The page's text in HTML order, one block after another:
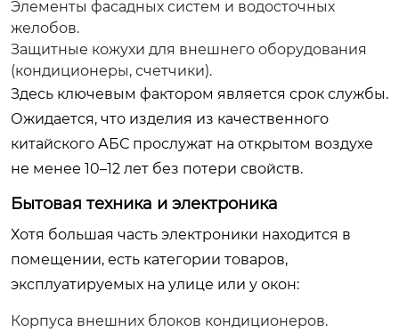
Элементы фасадных систем и водосточных
желобов.
Защитные кожухи для внешнего оборудования
(кондиционеры, счетчики).
Здесь ключевым фактором является срок службы.
Ожидается, что изделия из качественного
китайского АБС прослужат на открытом воздухе
не менее 10–12 лет без потери свойств.
Бытовая техника и электроника
Хотя большая часть электроники находится в
помещении, есть категории товаров,
эксплуатируемых на улице или у окон:
Корпуса внешних блоков кондиционеров.